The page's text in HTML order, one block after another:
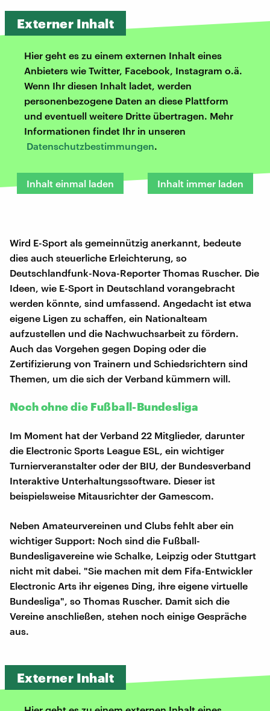
Externer Inhalt
Hier geht es zu einem externen Inhalt eines
Anbieters wie Twitter, Facebook, Instagram o.ä.
Wenn Ihr diesen Inhalt ladet, werden
personenbezogene Daten an diese Plattform
und eventuell weitere Dritte übertragen. Mehr
Informationen findet Ihr in unseren
Datenschutzbestimmungen.
Inhalt einmal laden Inhalt immer laden
Wird E-Sport als gemeinnützig anerkannt, bedeute
dies auch steuerliche Erleichterung, so
Deutschlandfunk-Nova-Reporter Thomas Ruscher. Die
Ideen, wie E-Sport in Deutschland vorangebracht
werden könnte, sind umfassend. Angedacht ist etwa
eigene Ligen zu schaffen, ein Nationalteam
aufzustellen und die Nachwuchsarbeit zu fördern.
Auch das Vorgehen gegen Doping oder die
Zertifizierung von Trainern und Schiedsrichtern sind
Themen, um die sich der Verband kümmern will.
Noch ohne die Fußball-Bundesliga
Im Moment hat der Verband 22 Mitglieder, darunter
die Electronic Sports League ESL, ein wichtiger
Turnierveranstalter oder der BIU, der Bundesverband
Interaktive Unterhaltungssoftware. Dieser ist
beispielsweise Mitausrichter der Gamescom.
Neben Amateurvereinen und Clubs fehlt aber ein
wichtiger Support: Noch sind die Fußball-
Bundesligavereine wie Schalke, Leipzig oder Stuttgart
nicht mit dabei. "Sie machen mit dem Fifa-Entwickler
Electronic Arts ihr eigenes Ding, ihre eigene virtuelle
Bundesliga", so Thomas Ruscher. Damit sich die
Vereine anschließen, stehen noch einige Gespräche
aus.
Externer Inhalt